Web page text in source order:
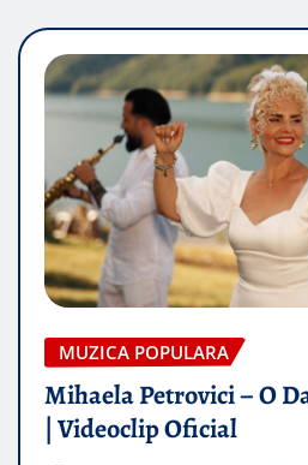
MUZICA POPULARA
Mihaela Petrovici – O
| Videoclip Oficial